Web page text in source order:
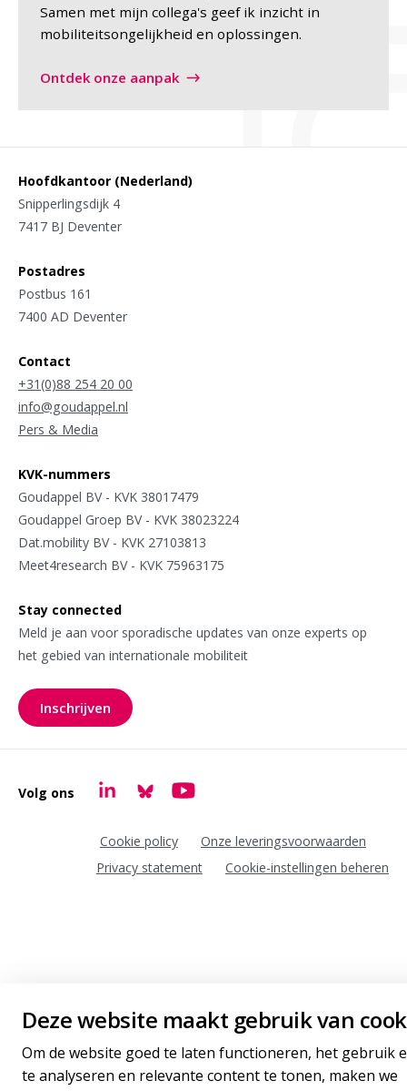
Deze website maakt gebruik van
Om de website goed te laten functioneren, het gebruik
te analyseren en relevante content te tonen, maken we
Samen met mijn collega's geef ik inzicht in
mobiliteitsongelijkheid en oplossingen.
Ontdek onze aanpak
Hoofdkantoor (Nederland)
Snipperlingsdijk 4
7417 BJ Deventer
Postadres
Postbus 161
7400 AD Deventer
Contact
+31(0)88 254 20 00
info@goudappel.nl
Pers & Media
KVK-nummers
Goudappel BV - KVK 38017479
Goudappel Groep BV - KVK 38023224
Dat.mobility BV - KVK 27103813
Meet4research BV - KVK 75963175
Stay connected
Meld je aan voor sporadische updates van onze experts op
het gebied van internationale mobiliteit
Inschrijvenvoor onze nieuwsbrief
Volg ons Goudappel LinkedIn
Goudappel BlueSky
Goudappel YouTube
Cookie policy
Onze leveringsvoorwaarden
Privacy statement
Cookie-instellingen beheren